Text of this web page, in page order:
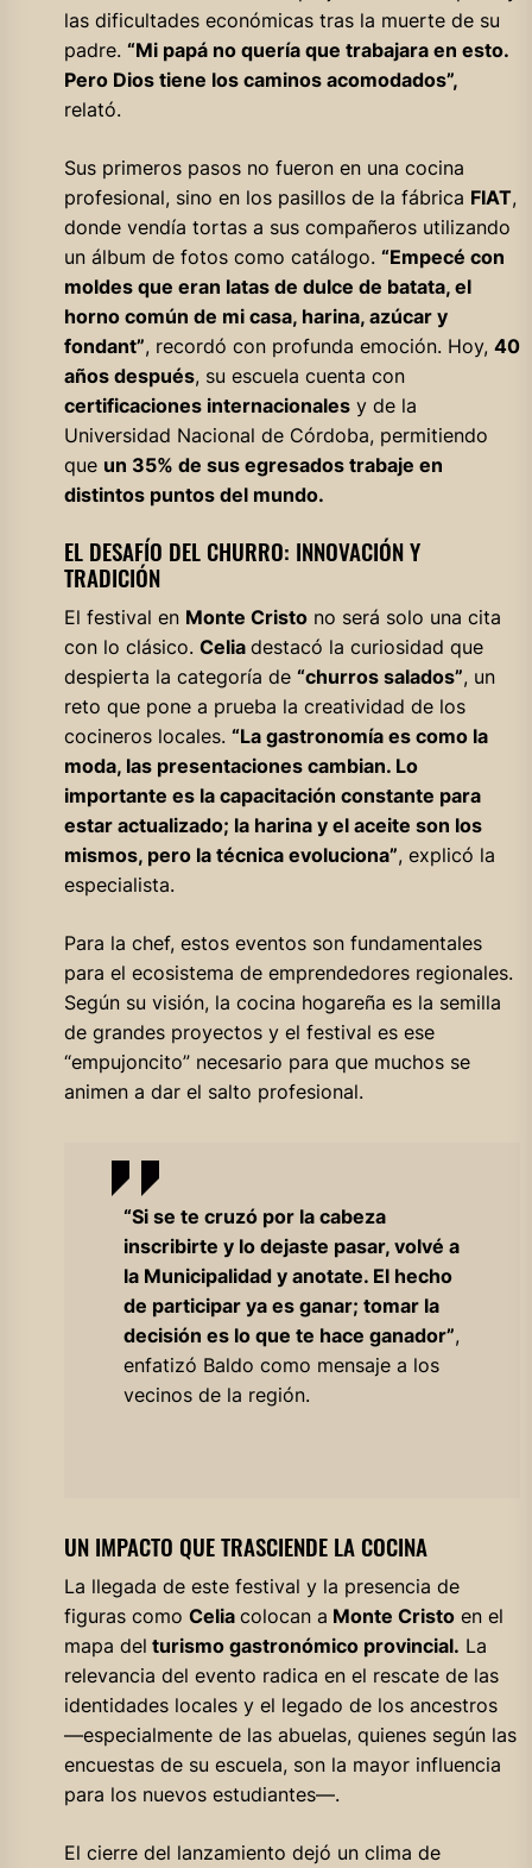
las dificultades económicas tras la muerte de su
padre. “Mi papá no quería que trabajara en esto.
Pero Dios tiene los caminos acomodados”,
relató.
Sus primeros pasos no fueron en una cocina
profesional, sino en los pasillos de la fábrica FIAT,
donde vendía tortas a sus compañeros utilizando
un álbum de fotos como catálogo. “Empecé con
moldes que eran latas de dulce de batata, el
horno común de mi casa, harina, azúcar y
fondant”, recordó con profunda emoción. Hoy, 40
años después, su escuela cuenta con
certificaciones internacionalesy de la
Universidad Nacional de Córdoba, permitiendo
que un 35% de sus egresados trabaje en
distintos puntos del mundo.
EL DESAFÍO DEL CHURRO: INNOVACIÓN Y
TRADICIÓN
El festival en Monte Cristono será solo una cita
con lo clásico. Celia destacó la curiosidad que
despierta la categoría de “churros salados”, un
reto que pone a prueba la creatividad de los
cocineros locales. “La gastronomía es como la
moda, las presentaciones cambian. Lo
importante es la capacitación constante para
estar actualizado; la harina y el aceite son los
mismos, pero la técnica evoluciona”, explicó la
especialista.
Para la chef, estos eventos son fundamentales
para el ecosistema de emprendedores regionales.
Según su visión, la cocina hogareña es la semilla
de grandes proyectos y el festival es ese
“empujoncito” necesario para que muchos se
animen a dar el salto profesional.
“Si se te cruzó por la cabeza
inscribirte y lo dejaste pasar, volvé a
la Municipalidad y anotate. El hecho
de participar ya es ganar; tomar la
decisión es lo que te hace ganador”,
enfatizó Baldo como mensaje a los
vecinos de la región.
UN IMPACTO QUE TRASCIENDE LA COCINA
La llegada de este festival y la presencia de
figuras como Celia colocan a Monte Cristoen el
mapa del turismo gastronómico provincial. La
relevancia del evento radica en el rescate de las
identidades locales y el legado de los ancestros
—especialmente de las abuelas, quienes según las
encuestas de su escuela, son la mayor influencia
para los nuevos estudiantes—.
El cierre del lanzamiento dejó un clima de